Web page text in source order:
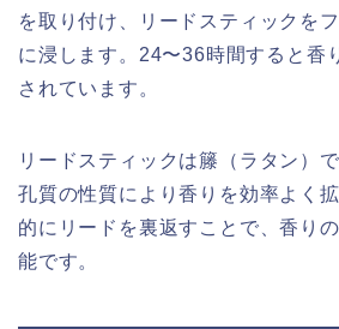
を取り付け、リードスティックを
に浸します。24〜36時間すると香
されています。
リードスティックは籐（ラタン）
孔質の性質により香りを効率よく
的にリードを裏返すことで、香り
能です。